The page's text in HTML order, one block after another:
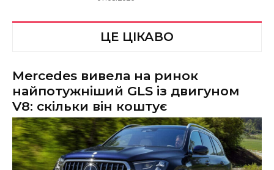
ЦЕ ЦІКАВО
Mercedes вивела на ринок
найпотужніший GLS із двигуном
V8: скільки він коштує